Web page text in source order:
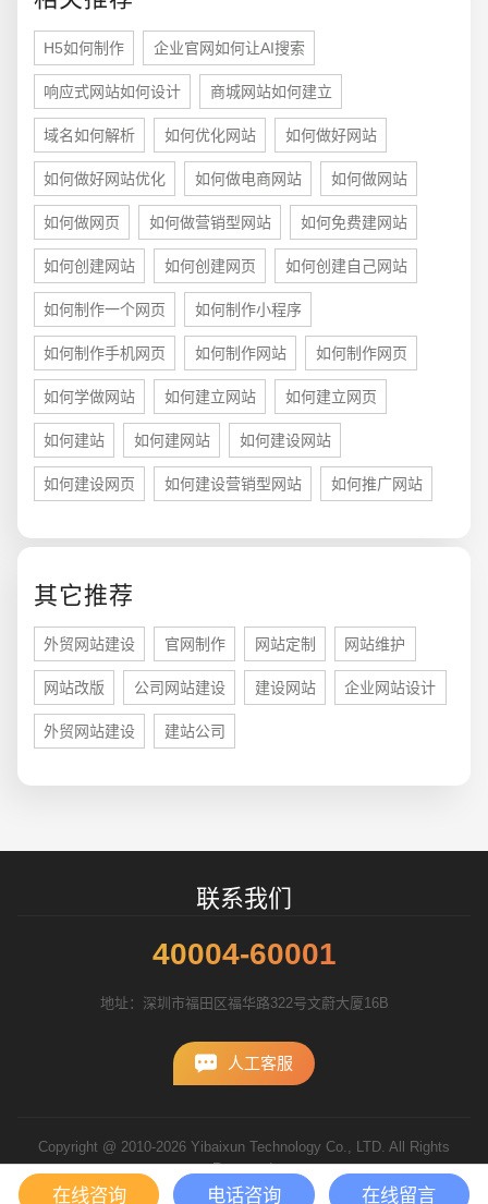
H5如何制作 企业官网如何让AI搜索
响应式网站如何设计 商城网站如何建立
域名如何解析 如何优化网站 如何做好网站
如何做好网站优化 如何做电商网站 如何做网站
如何做网页 如何做营销型网站 如何免费建网站
如何创建网站 如何创建网页 如何创建自己网站
如何制作一个网页 如何制作小程序
如何制作手机网页 如何制作网站 如何制作网页
如何学做网站 如何建立网站 如何建立网页
如何建站 如何建网站 如何建设网站
如何建设网页 如何建设营销型网站 如何推广网站
其它推荐
外贸网站建设 官网制作 网站定制 网站维护
网站改版 公司网站建设 建设网站 企业网站设计
外贸网站建设 建站公司
联系我们
40004-60001
地址：深圳市福田区福华路322号文蔚大厦16B
人工客服
Copyright @ 2010-2026 Yibaixun Technology Co., LTD. All Rights
Reserved.
粤ICP备10056793号
您的预算 1万-3万 3万-5万 5万-8万
招标项目
在线咨询 电话咨询 在线留言